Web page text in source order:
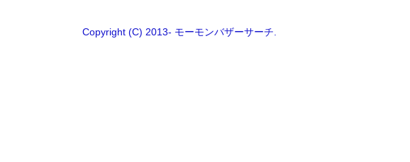
Copyright (C) 2013- モーモンバザーサーチ.